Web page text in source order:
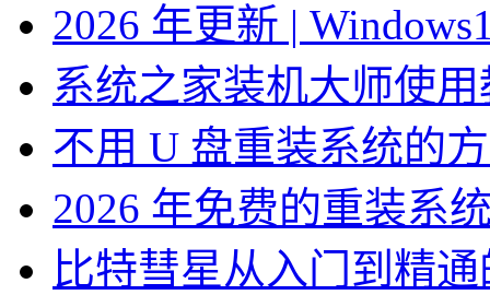
2026 年更新 |
系统之家装机大师使
不用 U 盘重装系统的
2026 年免费的重装系
比特彗星从入门到精